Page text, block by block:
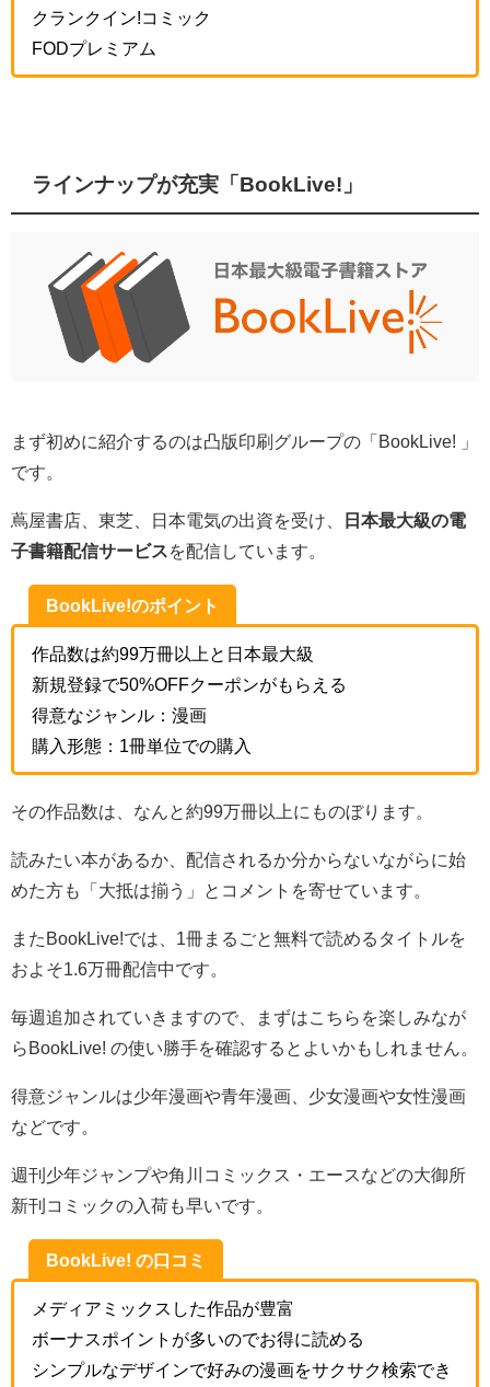
クランクイン!コミック
FODプレミアム
ラインナップが充実「BookLive!」
まず初めに紹介するのは凸版印刷グループの「BookLive! 」
です。
蔦屋書店、東芝、日本電気の出資を受け、
日本最大級の電
子書籍配信サービス を配信しています。
BookLive!のポイント
作品数は約99万冊以上と日本最大級
新規登録で50%OFFクーポンがもらえる
得意なジャンル：漫画
購入形態：1冊単位での購入
その作品数は、なんと約99万冊以上にものぼります。
読みたい本があるか、配信されるか分からないながらに始
めた方も「大抵は揃う」とコメントを寄せています。
またBookLive!では、1冊まるごと無料で読めるタイトルを
およそ1.6万冊配信中です。
毎週追加されていきますので、まずはこちらを楽しみなが
らBookLive! の使い勝手を確認するとよいかもしれません。
得意ジャンルは少年漫画や青年漫画、少女漫画や女性漫画
などです。
週刊少年ジャンプや角川コミックス・エースなどの大御所
新刊コミックの入荷も早いです。
BookLive! の口コミ
メディアミックスした作品が豊富
ボーナスポイントが多いのでお得に読める
シンプルなデザインで好みの漫画をサクサク検索でき